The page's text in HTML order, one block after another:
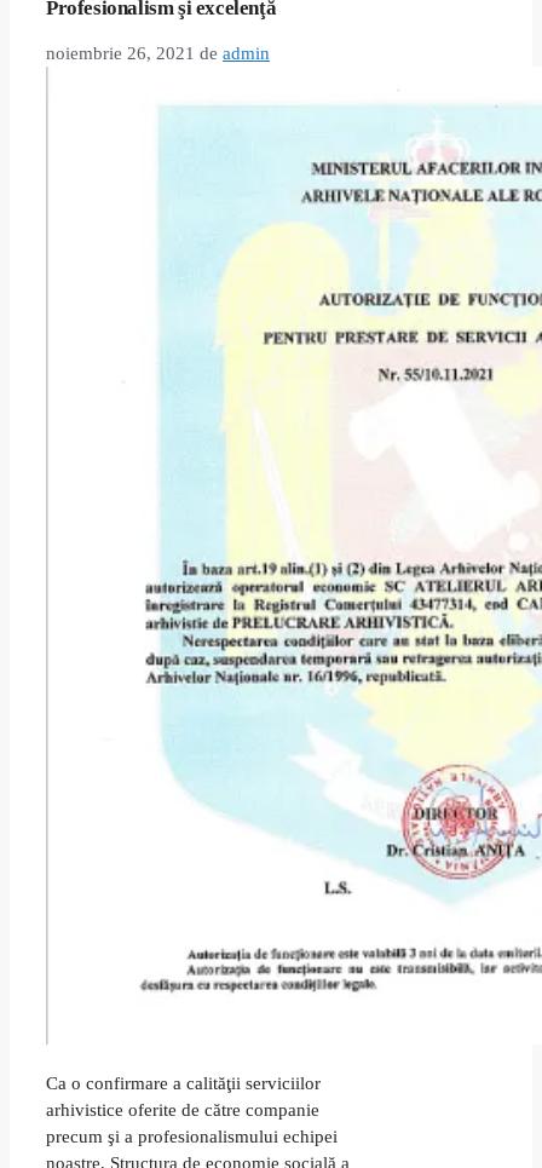
Profesionalism şi excelenţă
noiembrie 26, 2021 de admin
Ca o confirmare a calităţii serviciilor
arhivistice oferite de către companie
precum şi a profesionalismului echipei
noastre, Structura de economie socială a